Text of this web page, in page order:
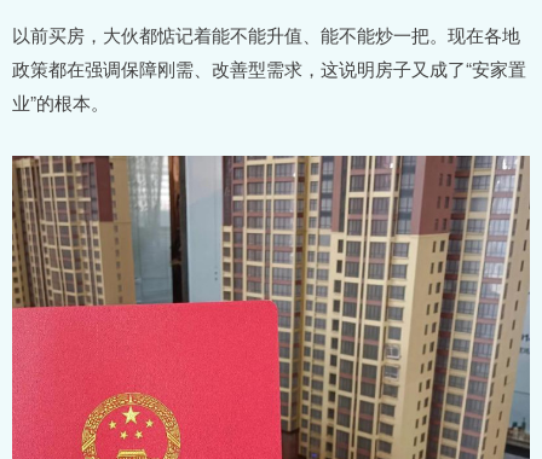
以前买房，大伙都惦记着能不能升值、能不能炒一把。现在各地
政策都在强调保障刚需、改善型需求，这说明房子又成了“安家置
业”的根本。